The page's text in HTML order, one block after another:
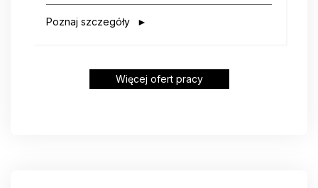
Poznaj szczegóły
Więcej ofert pracy